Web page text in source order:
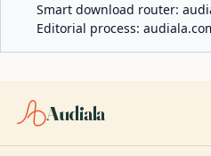
Smart download router:
Editorial process:
Audiala